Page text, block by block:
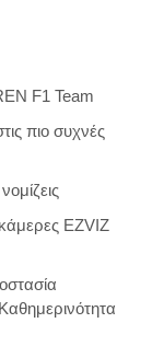
F1 Team
πιο συχνές
EZVIZ